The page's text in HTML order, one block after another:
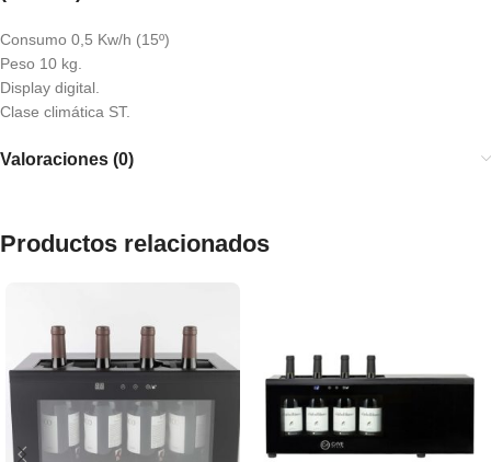
Consumo 0,5 Kw/h (15º)
Peso 10 kg.
Display digital.
Clase climática ST.
Valoraciones (0)
Productos relacionados